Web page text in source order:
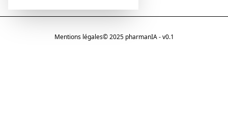
Mentions légales© 2025 pharmanIA - v0.1